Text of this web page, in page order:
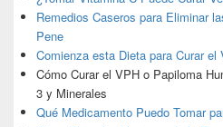
Remedios Caseros para Eliminar
Pene
Comienza esta Dieta para Curar el
Cómo Curar el VPH o Papiloma
3 y Minerales
Qué Medicamento Puedo Tomar